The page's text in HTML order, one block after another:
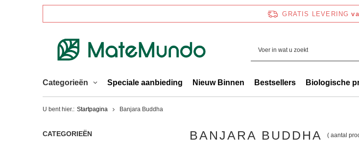
GRATIS LEVERING
Categorieën Speciale aanbieding Nieuw Binnen Bestsellers Biologische
U bent hier.: Startpagina Banjara Buddha
CATEGORIEËN BANJARA BUDDHA ( aantal